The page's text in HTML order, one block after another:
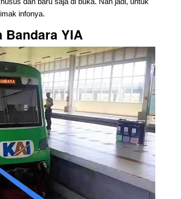
infonya.
Bandara YIA